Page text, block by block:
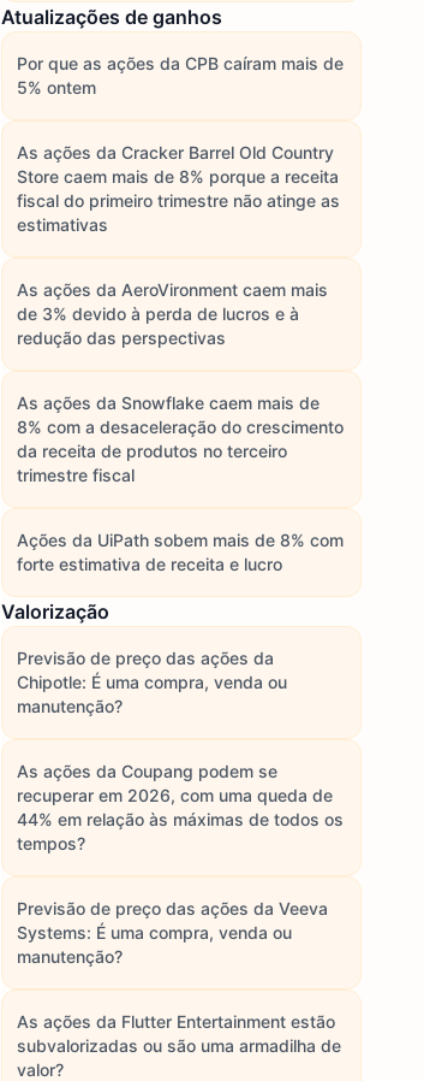
Atualizações de ganhos
Por que as ações da CPB caíram mais de
5% ontem
As ações da Cracker Barrel Old Country
Store caem mais de 8% porque a receita
fiscal do primeiro trimestre não atinge as
estimativas
As ações da AeroVironment caem mais
de 3% devido à perda de lucros e à
redução das perspectivas
As ações da Snowflake caem mais de
8% com a desaceleração do crescimento
da receita de produtos no terceiro
trimestre fiscal
Ações da UiPath sobem mais de 8% com
forte estimativa de receita e lucro
Valorização
Previsão de preço das ações da
Chipotle: É uma compra, venda ou
manutenção?
As ações da Coupang podem se
recuperar em 2026, com uma queda de
44% em relação às máximas de todos os
tempos?
Previsão de preço das ações da Veeva
Systems: É uma compra, venda ou
manutenção?
As ações da Flutter Entertainment estão
subvalorizadas ou são uma armadilha de
valor?